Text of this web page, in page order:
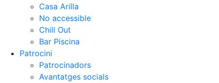
Casa Arilla
No accessible
Chill Out
Bar Piscina
Patrocini
Patrocinadors
Avantatges socials